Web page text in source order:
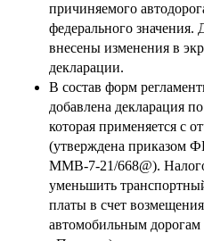
причиняемого
федерального значения.
внесены изменения в
декларации.
В состав форм
добавлена декларация
которая применяется с
(утверждена приказом
ММВ-7-21/668@).
уменьшить
платы в счет
автомобильным дорогам